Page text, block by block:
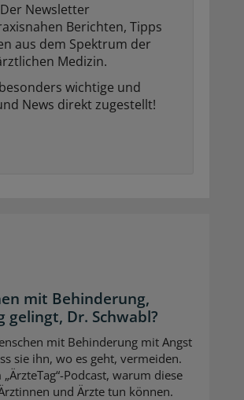
Newsletter
Berichten, Tipps
aus dem Spektrum der
Medizin.
wichtige und
News direkt zugestellt!
mit Behinderung,
Dr. Schwabl?
mit Behinderung mit Angst
sie ihn, wo es geht, vermeiden.
Podcast, warum diese
und Ärzte tun können.